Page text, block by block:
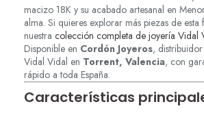
macizo 18K y su acabado artesanal en
alma. Si quieres explorar más piezas de esta
nuestra colección completa de joyería Vidal
Disponible en Cordón Joyeros,
Vidal Vidal en Torrent, Valencia, con
rápido a toda España.
Características